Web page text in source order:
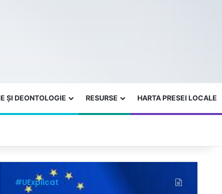
ȘI DEONTOLOGIE RESURSE HARTA PRESEI LOCALE
#UExplicat